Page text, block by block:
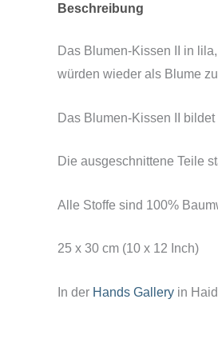
Beschreibung
Das Blumen-Kissen II in
würden wieder als Blume
Das Blumen-Kissen II
Die ausgeschnittene Teile
Alle Stoffe sind 100%
25 x 30 cm (10 x 12 Inch)
In der Hands Gallery in